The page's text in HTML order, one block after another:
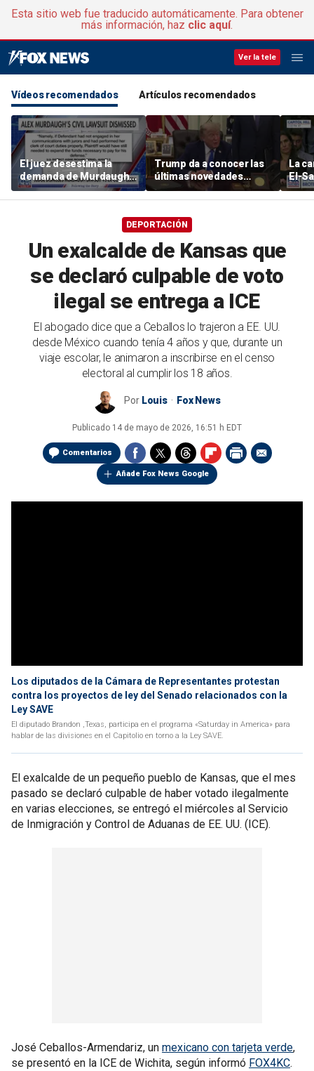
Esta sitio web fue traducido automáticamente. Para obtener
más información, haz clic aquí.
Ver la tele
Vídeos recomendados Artículos recomendados
El juez desestima la
demanda de Murdaugh
contra un antiguo
secretario judicial
Trump da a conocer las
últimas novedades
sobre las
conversaciones sobre el
La
El-
DEPORTACIÓN
Un exalcalde de Kansas que
se declaró culpable de voto
ilegal se entrega a ICE
El abogado dice que a Ceballos lo trajeron a EE. UU.
desde México cuando tenía 4 años y que, durante un
viaje escolar, le animaron a inscribirse en el censo
electoral al cumplir los 18 años.
Por Louis Fox News
Publicado 14 de mayo de 2026, 16:51 h EDT
Comentarios
Añade Fox News Google
Los diputados de la Cámara de Representantes protestan
contra los proyectos de ley del Senado relacionados con la
Ley SAVE
El diputado Brandon ,Texas, participa en el programa «Saturday in America» para
hablar de las divisiones en el Capitolio en torno a la Ley SAVE.
El exalcalde de un pequeño pueblo de Kansas, que el mes
pasado se declaró culpable de haber votado ilegalmente
en varias elecciones, se entregó el miércoles al Servicio
de Inmigración y Control de Aduanas de EE. UU. (ICE).
José Ceballos-Armendariz, un mexicano con tarjeta verde,
se presentó en la ICE de Wichita, según informó FOX4KC.